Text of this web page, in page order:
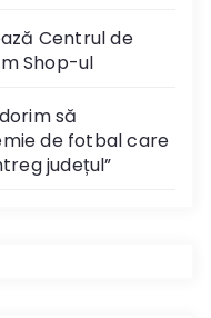
Centrul de
Shop-ul
să
de fotbal care
județul”